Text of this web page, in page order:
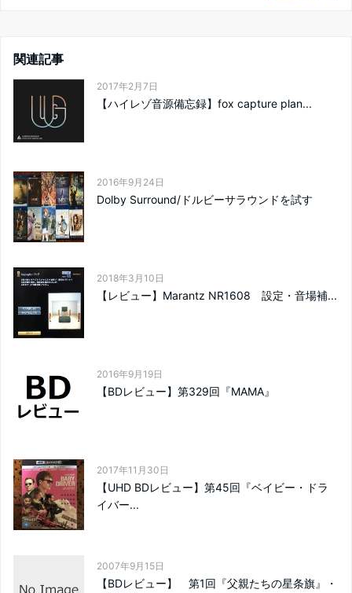
関連記事
2017年2月7日
【ハイレゾ音源備忘録】fox capture plan...
2016年9月24日
Dolby Surround/ドルビーサラウンドを試す
2018年3月10日
【レビュー】Marantz NR1608 設定・音場補...
2016年9月19日
【BDレビュー】第329回『MAMA』
2017年11月30日
【UHD BDレビュー】第45回『ベイビー・ドラ
イバー...
2007年9月15日
【BDレビュー】 第1回『父親たちの星条旗』・